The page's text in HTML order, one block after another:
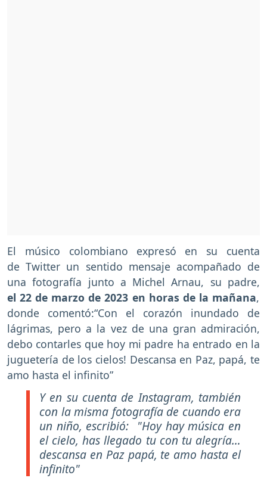
El músico colombiano expresó en su cuenta
de Twitter un sentido mensaje acompañado de
una fotografía junto a Michel Arnau, su padre,
el 22 de marzo de 2023 en horas de la mañana,
donde comentó:“Con el corazón inundado de
lágrimas, pero a la vez de una gran admiración,
debo contarles que hoy mi padre ha entrado en la
juguetería de los cielos! Descansa en Paz, papá, te
amo hasta el infinito”
Y en su cuenta de Instagram, también
con la misma fotografía de cuando era
un niño, escribió: "Hoy hay música en
el cielo, has llegado tu con tu alegría…
descansa en Paz papá, te amo hasta el
infinito"